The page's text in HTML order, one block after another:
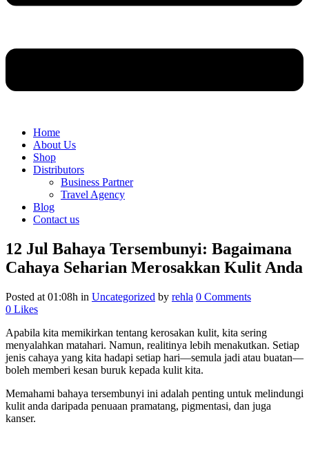
Home
About Us
Shop
Distributors
Business Partner
Travel Agency
Blog
Contact us
12 Jul Bahaya Tersembunyi: Bagaimana
Cahaya Seharian Merosakkan Kulit Anda
Posted at 01:08h in Uncategorized by rehla 0 Comments
0 Likes
Apabila kita memikirkan tentang kerosakan kulit, kita sering
menyalahkan matahari. Namun, realitinya lebih menakutkan. Setiap
jenis cahaya yang kita hadapi setiap hari—semula jadi atau buatan—
boleh memberi kesan buruk kepada kulit kita.
Memahami bahaya tersembunyi ini adalah penting untuk melindungi
kulit anda daripada penuaan pramatang, pigmentasi, dan juga
kanser.